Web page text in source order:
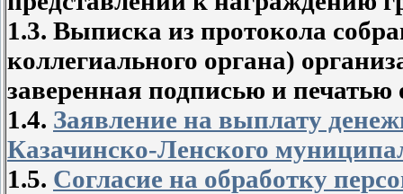
1.3. Выписка из протокола
коллегиального органа)
заверенная подписью и
1.4. Заявление на выплату
Казачинско-Ленского
1.5. Согласие на обработку